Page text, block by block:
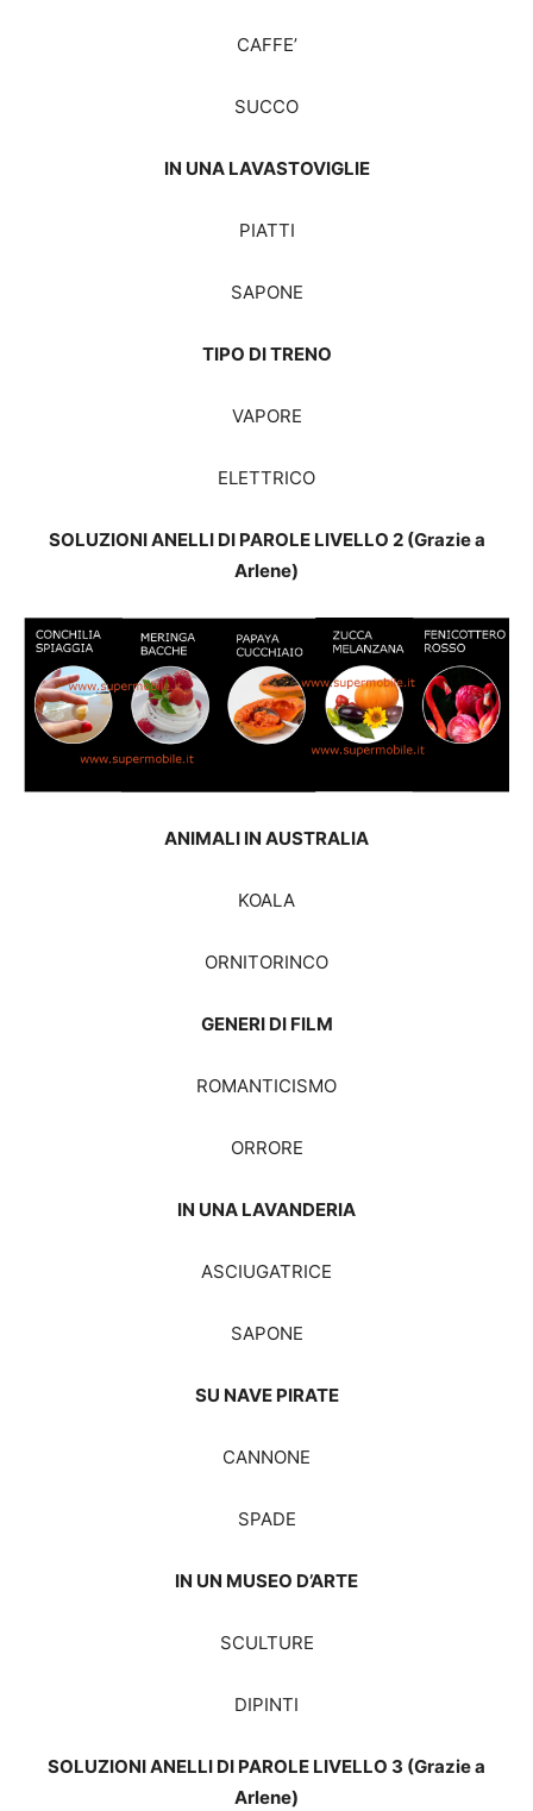
CAFFE’
SUCCO
IN UNA LAVASTOVIGLIE
PIATTI
SAPONE
TIPO DI TRENO
VAPORE
ELETTRICO
SOLUZIONI ANELLI DI PAROLE LIVELLO 2 (Grazie a
Arlene)
ANIMALI IN AUSTRALIA
KOALA
ORNITORINCO
GENERI DI FILM
ROMANTICISMO
ORRORE
IN UNA LAVANDERIA
ASCIUGATRICE
SAPONE
SU NAVE PIRATE
CANNONE
SPADE
IN UN MUSEO D’ARTE
SCULTURE
DIPINTI
SOLUZIONI ANELLI DI PAROLE LIVELLO 3 (Grazie a
Arlene)